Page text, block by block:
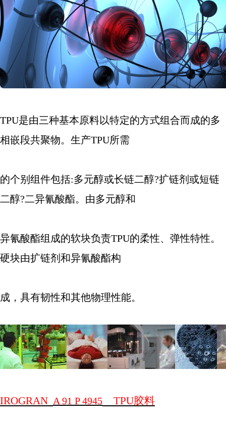
TPU是由三种基本原料以特定的方式组合而成的多
相嵌段共聚物。生产TPU所需
的个别组件包括:多元醇或长链二醇?扩链剂或短链
二醇?二异氰酸酯。由多元醇和
异氰酸酯组成的软块负责TPU的柔性、弹性特性。
硬块由扩链剂和异氰酸酯构
成，具有韧性和其他物理性能。
IROGRAN A 91 P 4945 TPU胶料